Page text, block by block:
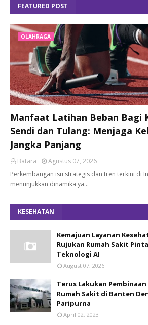
FEATURED POST
OLAHRAGA
Manfaat Latihan Beban Bagi
Sendi dan Tulang: Menjaga
Jangka Panjang
Batara
Agustus 07, 2026
Perkembangan isu strategis dan tren terkini di
menunjukkan dinamika ya…
KESEHATAN
Kemajuan Layanan
Rujukan Rumah Sakit
Teknologi AI
August 07, 2026
Terus Lakukan
Rumah Sakit di Banten
Paripurna
April 02, 2023